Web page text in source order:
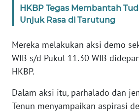
HKBP Tegas Membantah
Unjuk Rasa di Tarutung
Mereka melakukan aksi demo
WIB s/d Pukul 11.30 WIB
HKBP.
Dalam aksi itu, parhalado dan
Tenun menyampaikan aspirasi
Regional
WN
WN
JAKARTA